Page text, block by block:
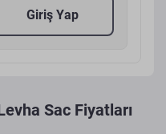
Giriş Yap
Sac Fiyatları